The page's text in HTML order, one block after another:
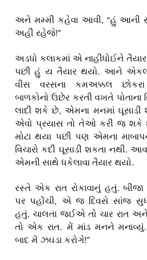
અને મમ્મી કહેવા આવી, “હું આની
અહીં રહેજે!”
અડધો કલાકમાં એ નાહીધોઈને
પછી હું ય તૈયાર થયો. આને
વીસ વરસના કમઅક્કલ
બાળકોનો ઉછેર કરતી વખતે પોતાના
લાદી શકે છે, એમના મનમાં
એવો પ્રયાસ તો તેઓ કરી જ શકે
મોટા થયા પછી પણ એમના
વિચારો કદી ઘૂસાડી શકતા નથી.
એમની સાથે ધકેલાવા તૈયાર થયો.
રસ્તે એક રાત રોકાવાનું હતું.
પર પહોંચી, એ જ દિવસે સાંજ
હતું. ચાલતા જઈએ તો ચાર રાત
તો એક રાત. મેં માંડ મનને મનાવ્યું.
બાદ મેં ઝઘડા કરોગે!”